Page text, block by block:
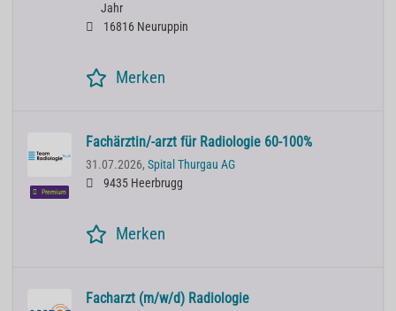
Jahr
16816 Neuruppin
Merken
Premium
Fachärztin/-arzt für Radiologie 60-100%
31.07.2026, Spital Thurgau AG
9435 Heerbrugg
Merken
Facharzt (m/w/d) Radiologie